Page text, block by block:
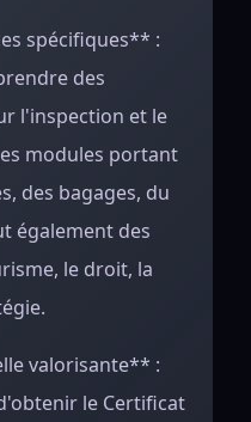
spécifiques** :
des
l'inspection et le
modules portant
des bagages, du
également des
le droit, la
valorisante** :
le Certificat